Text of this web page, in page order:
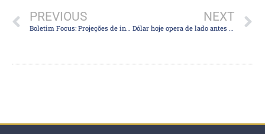
PREVIOUS
Boletim Focus: Projeções de inflação para 2023 e 2024 caem e estimativas para o PIB avançam
NEXT
Dólar hoje opera de lado antes de decisões do Federal Reserve e do Banco Central brasileiro